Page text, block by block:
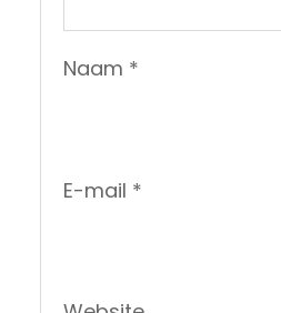
Naam *
E-mail *